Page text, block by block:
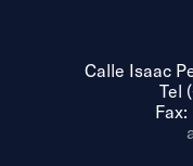
Calle Isaac
Tel
Fax: